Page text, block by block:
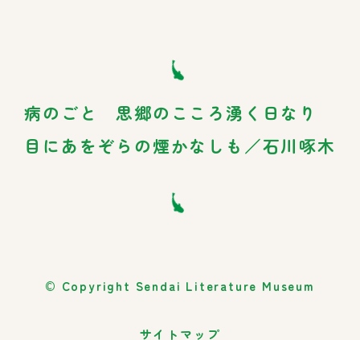
病のごと 思郷のこころ湧く日なり
目にあをぞらの煙かなしも／石川啄木
© Copyright Sendai Literature Museum
サイトマップ